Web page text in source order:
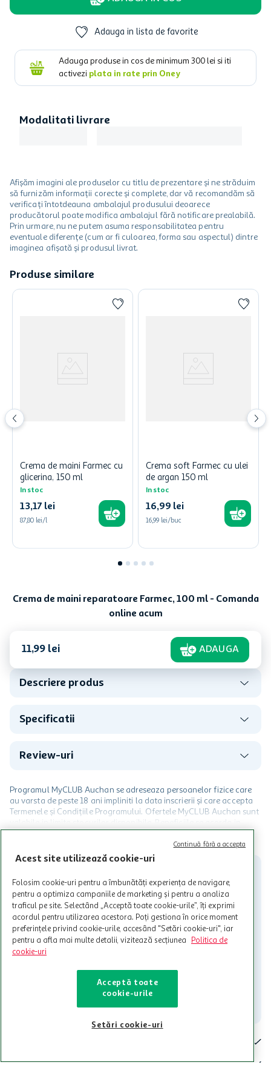
Adauga in lista de favorite
Adauga produse in cos de minimum 300 lei si iti
activezi plata in rate prin Oney
Modalitati livrare
Afișăm imagini ale produselor cu titlu de prezentare și ne străduim
să furnizăm informații corecte și complete, dar vă recomandăm să
verificați întotdeauna ambalajul produsului deoarece
producătorul poate modifica ambalajul fără notificare prealabilă.
Prin urmare, nu ne putem asuma responsabilitatea pentru
eventuale diferențe (cum ar fi culoarea, forma sau aspectul) dintre
imaginea afișată și produsul livrat.
Produse similare
Crema de maini Farmec cu
glicerina, 150 ml
In stoc
13,17 lei
87,80 lei/l
Crema soft Farmec cu ulei
de argan 150 ml
In stoc
16,99 lei
16,99 lei/buc
Crema de maini reparatoare Farmec, 100 ml - Comanda
online acum
11,99 lei ADAUGA
Descriere produs
Specificatii
Review-uri
Programul MyCLUB Auchan se adreseaza persoanelor fizice care
au varsta de peste 18 ani impliniti la data inscrierii și care accepta
Termenele și Condițiile Programului. Ofertele MyCLUB Auchan sunt
Cardul poate fi utilizat doar in legatura cu magazinele Auchan
participante și pentru acțiuni promotionale indicate de Auchan si
nu raspunde pentru imposibilitatea utilizarii Cardului in perioada in
care aceste este suspendat sau in perioada in care sunt efectuate
intretineri sau reparatii tehnice la sistemul de utilizarea al Cardului.
Contacteaza-ne!
021-9141 contact@auchan.ro
Contact
Cine suntem
Acest site utilizează cookie-uri
Folosim cookie-uri pentru a îmbunătăți experiența de navigare,
pentru a optimiza campaniile de marketing și pentru a analiza
traficul pe site. Selectând „Acceptă toate cookie-urile”, îți exprimi
acordul pentru utilizarea acestora. Poți gestiona în orice moment
preferințele privind cookie-urile, accesând "Setări cookie-uri", iar
pentru a afla mai multe detalii, vizitează secțiunea
Politica de
cookie-uri
Acceptă toate
cookie-urile
Setări cookie-uri
Continuă fără a accepta